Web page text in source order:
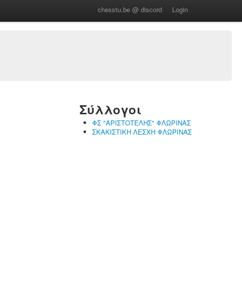
chesstu.be @ discord Login
Σύλλογοι
ΦΣ "ΑΡΙΣΤΟΤΕΛΗΣ" ΦΛΩΡΙΝΑΣ
ΣΚΑΚΙΣΤΙΚΗ ΛΕΣΧΗ ΦΛΩΡΙΝΑΣ